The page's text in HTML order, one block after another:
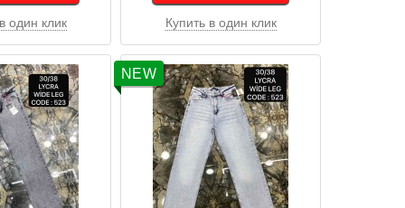
один клик
Купить
Купить в один клик
NEW